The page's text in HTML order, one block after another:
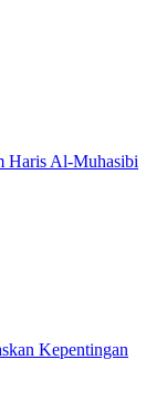
Haris Al-Muhasibi
Kepentingan